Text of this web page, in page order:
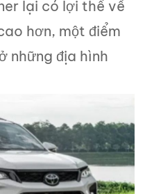
lại có lợi thế về
hơn, một điểm
những địa hình